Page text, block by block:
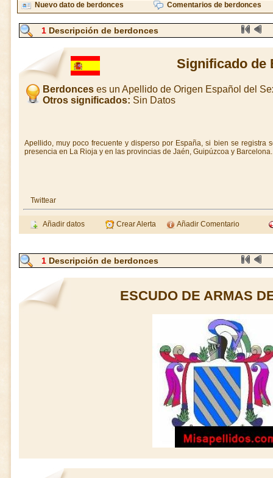
Nuevo dato de berdonces Comentarios de berdonces
1 Descripción de berdonces
Significado de
Berdonceses un Apellido de Origen Español del
Otros significados: Sin Datos
Apellido, muy poco frecuente y disperso por España, si bien se registra
presencia en La Rioja y en las provincias de Jaén, Guipúzcoa y Barcelona.
Twittear
Añadir datos Crear Alerta Añadir Comentario
1 Descripción de berdonces
ESCUDO DE ARMAS